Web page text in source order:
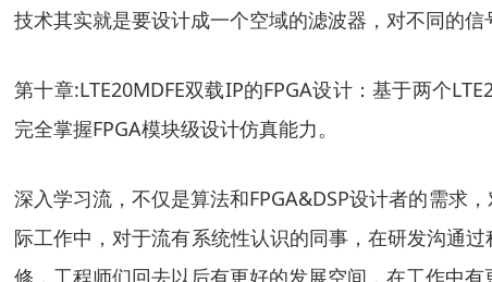
技术其实就是要设计成一个空域的滤波器，对不同的
第十章:LTE20MDFE双载IP的FPGA设计：基于两个
完全掌握FPGA模块级设计仿真能力。
深入学习流，不仅是算法和FPGA&DSP设计者的需求
际工作中，对于流有系统性认识的同事，在研发沟通
修，工程师们回去以后有更好的发展空间，在工作中